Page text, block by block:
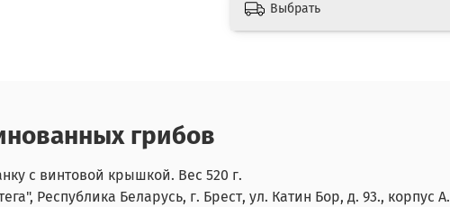
Выбрать
грибов
с винтовой крышкой. Вес 520 г.
Республика Беларусь, г. Брест, ул. Катин Бор, д. 93., корпус А.